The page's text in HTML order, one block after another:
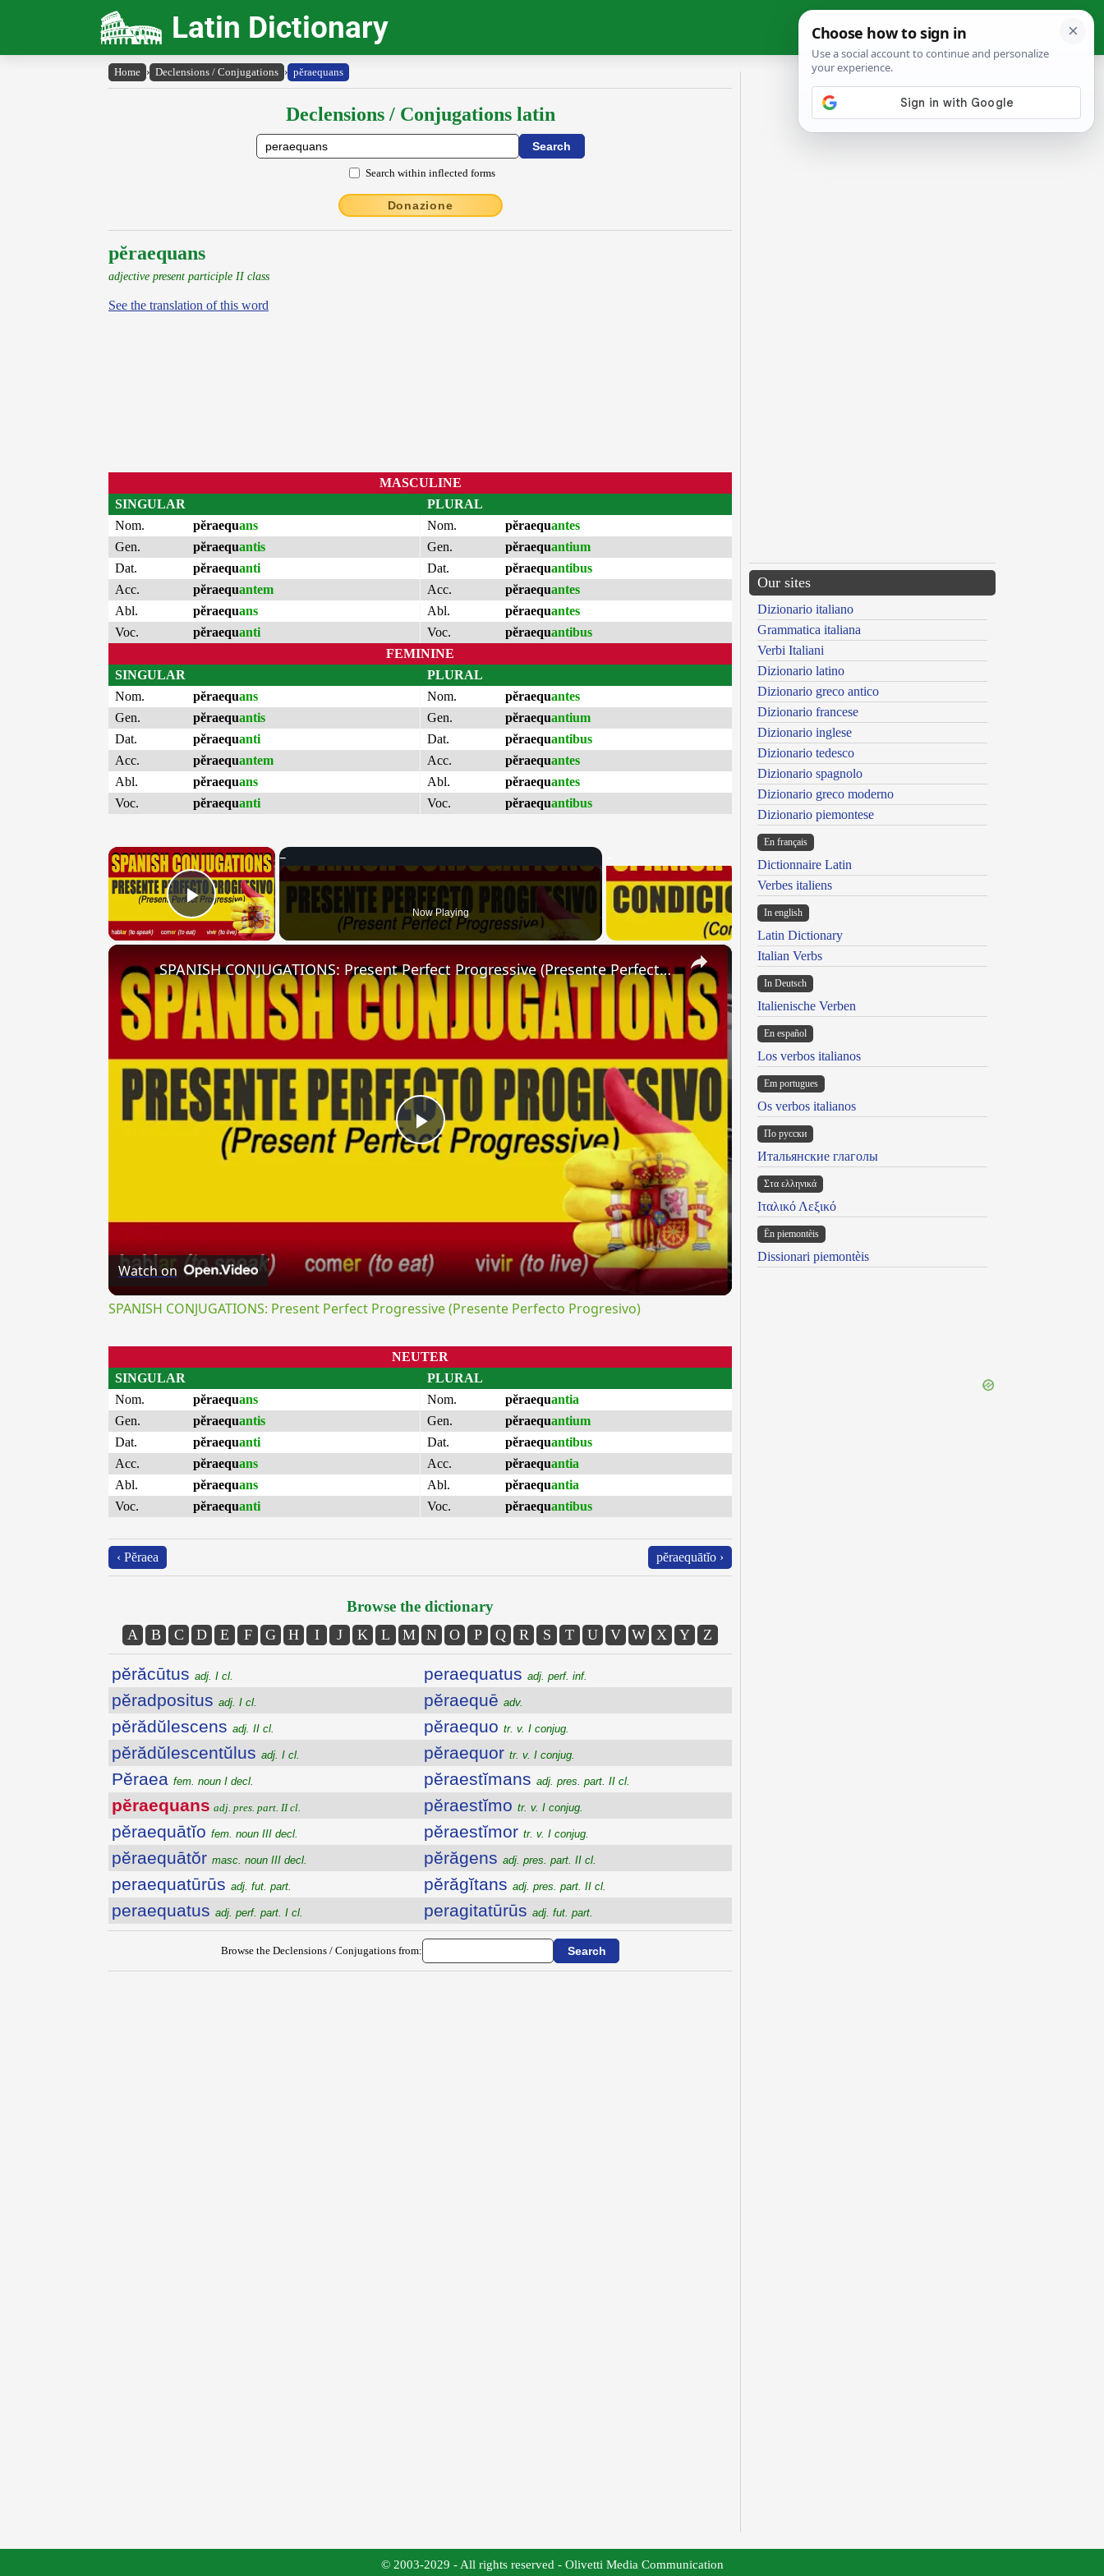
Latin Dictionary
Home › Declensions / Conjugations › pĕraequans
Declensions / Conjugations latin
Search within inflected forms
Donazione
pĕraequans
adjective present participle II class
See the translation of this word
MASCULINE
SINGULAR
Nom.
pĕraequans
Gen.
pĕraequantis
Dat.
pĕraequanti
Acc.
pĕraequantem
Abl.
pĕraequans
Voc.
pĕraequanti
PLURAL
Nom.
pĕraequantes
Gen.
pĕraequantium
Dat.
pĕraequantibus
Acc.
pĕraequantes
Abl.
pĕraequantes
Voc.
pĕraequantibus
FEMININE
SINGULAR
Nom.
pĕraequans
Gen.
pĕraequantis
Dat.
pĕraequanti
Acc.
pĕraequantem
Abl.
pĕraequans
Voc.
pĕraequanti
PLURAL
Nom.
pĕraequantes
Gen.
pĕraequantium
Dat.
pĕraequantibus
Acc.
pĕraequantes
Abl.
pĕraequantes
Voc.
pĕraequantibus
×
Play Video Now Playing
×
Play
SPANISH CONJUGATIONS: Present Perfect Progressive (Presente Perfecto Progresivo)
Watch on
SPANISH CONJUGATIONS: Present Perfect Progressive (Presente Perfecto Progresivo)
NEUTER
SINGULAR
Nom.
pĕraequans
Gen.
pĕraequantis
Dat.
pĕraequanti
Acc.
pĕraequans
Abl.
pĕraequans
Voc.
pĕraequanti
PLURAL
Nom.
pĕraequantia
Gen.
pĕraequantium
Dat.
pĕraequantibus
Acc.
pĕraequantia
Abl.
pĕraequantia
Voc.
pĕraequantibus
‹ Pĕraea pĕraequātĭo ›
Browse the dictionary
A B C D E F G H I J K L M N O P Q R S T U V W X Y Z
pĕrăcūtus adj. I cl.
pĕradpositus adj. I cl.
pĕrădŭlescens adj. II cl.
pĕrădŭlescentŭlus adj. I cl.
Pĕraea fem. noun I decl.
pĕraequans adj. pres. part. II cl.
pĕraequātĭo fem. noun III decl.
pĕraequātŏr masc. noun III decl.
peraequatūrūs adj. fut. part.
peraequatus adj. perf. part. I cl.
peraequatus adj. perf. inf.
pĕraequē adv.
pĕraequo tr. v. I conjug.
pĕraequor tr. v. I conjug.
pĕraestĭmans adj. pres. part. II cl.
pĕraestĭmo tr. v. I conjug.
pĕraestĭmor tr. v. I conjug.
pĕrăgens adj. pres. part. II cl.
pĕrăgĭtans adj. pres. part. II cl.
peragitatūrūs adj. fut. part.
Browse the Declensions / Conjugations from:
Our sites
Dizionario italiano
Grammatica italiana
Verbi Italiani
Dizionario latino
Dizionario greco antico
Dizionario francese
Dizionario inglese
Dizionario tedesco
Dizionario spagnolo
Dizionario greco moderno
Dizionario piemontese
En français
Dictionnaire Latin
Verbes italiens
In english
Latin Dictionary
Italian Verbs
In Deutsch
Italienische Verben
En español
Los verbos italianos
Em portugues
Os verbos italianos
По русски
Итальянские глаголы
Στα ελληνικά
Ιταλικό Λεξικό
Ën piemontèis
Dissionari piemontèis
© 2003-2029 - All rights reserved - Olivetti Media Communication